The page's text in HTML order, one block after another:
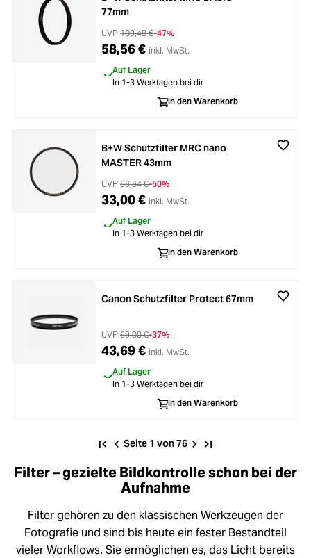
77mm
UVP 109,48 €-47%
58,56 € inkl. MwSt.
Auf Lager
In 1-3 Werktagen bei dir
In den Warenkorb
B+W Schutzfilter MRC nano
MASTER 43mm
UVP 66,64 €-50%
33,00 € inkl. MwSt.
Auf Lager
In 1-3 Werktagen bei dir
In den Warenkorb
Canon Schutzfilter Protect 67mm
UVP 69,00 €-37%
43,69 € inkl. MwSt.
Auf Lager
In 1-3 Werktagen bei dir
In den Warenkorb
Seite 1 von 76
Filter – gezielte Bildkontrolle schon bei der
Aufnahme
Filter gehören zu den klassischen Werkzeugen der
Fotografie und sind bis heute ein fester Bestandteil
vieler Workflows. Sie ermöglichen es, das Licht bereits